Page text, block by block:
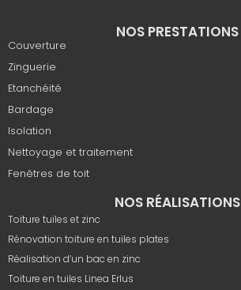
NOS PRESTATIONS
Couverture
Zinguerie
Etanchéité
Bardage
Isolation
Nettoyage et traitement
Fenêtres de toit
NOS RÉALISATIONS
Toiture tuiles et zinc
Rénovation toiture en tuiles plates
Réalisation d’un bac en zinc
Toiture en tuiles Linea Erlus